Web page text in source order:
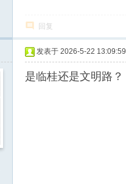
回复
发表于 2026-5-22 13:09:59
是临桂还是文明路？